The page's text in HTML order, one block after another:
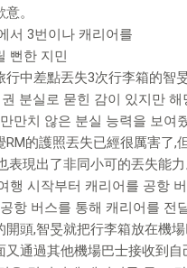
。
서 3번이나 캐리어를
뻔한 지민
行中差點丟失3次行李箱的智
분실로 묻힌 감이 있지만 해
만치 않은 분실 능력을 보여
RM的護照丟失已經很厲害了,
表現出了非同小可的丟失能力
행 시작부터 캐리어를 공항
항 버스를 통해 캐리어를 전
開頭,智旻就把行李箱放在機
又通過其他機場巴士接收到自